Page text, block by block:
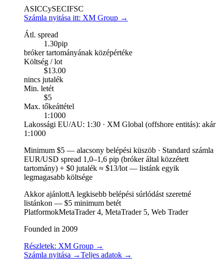
ASICCySECIFSC
Számla nyitása itt: XM Group →
Átl. spread
1.30pip
bróker tartományának középértéke
Költség / lot
$13.00
nincs jutalék
Min. letét
$5
Max. tőkeáttétel
1:1000
Lakossági EU/AU: 1:30 · XM Global (offshore entitás): akár
1:1000
Minimum $5 — alacsony belépési küszöb · Standard számla
EUR/USD spread 1,0–1,6 pip (bróker által közzétett
tartomány) + $0 jutalék ≈ $13/lot — listánk egyik
legmagasabb költsége
Akkor ajánlottA legkisebb belépési súrlódást szeretné
listánkon — $5 minimum betét
PlatformokMetaTrader 4, MetaTrader 5, Web Trader
Founded in 2009
Részletek: XM Group →
Számla nyitása →Teljes adatok →